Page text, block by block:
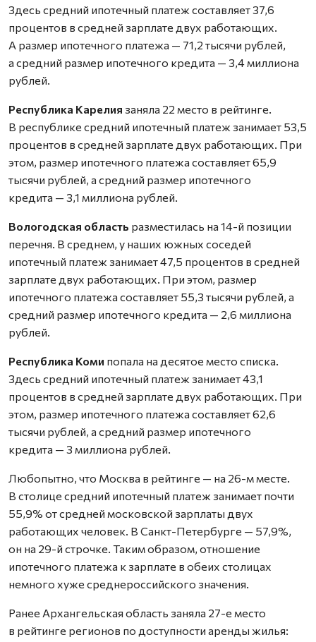
Здесь средний ипотечный платеж составляет 37,6
процентов в средней зарплате двух работающих.
А размер ипотечного платежа — 71,2 тысячи рублей,
а средний размер ипотечного кредита — 3,4 миллиона
рублей.
Республика Карелия заняла 22 место в рейтинге.
В республике средний ипотечный платеж занимает 53,5
процентов в средней зарплате двух работающих. При
этом, размер ипотечного платежа составляет 65,9
тысячи рублей, а средний размер ипотечного
кредита — 3,1 миллиона рублей.
Вологодская область разместилась на 14-й позиции
перечня. В среднем, у наших южных соседей
ипотечный платеж занимает 47,5 процентов в средней
зарплате двух работающих. При этом, размер
ипотечного платежа составляет 55,3 тысячи рублей, а
средний размер ипотечного кредита — 2,6 миллиона
рублей.
Республика Коми попала на десятое место списка.
Здесь средний ипотечный платеж занимает 43,1
процентов в средней зарплате двух работающих. При
этом, размер ипотечного платежа составляет 62,6
тысячи рублей, а средний размер ипотечного
кредита — 3 миллиона рублей.
Любопытно, что Москва в рейтинге — на 26-м месте.
В столице средний ипотечный платеж занимает почти
55,9% от средней московской зарплаты двух
работающих человек. В Санкт-Петербурге — 57,9%,
он на 29-й строчке. Таким образом, отношение
ипотечного платежа к зарплате в обеих столицах
немного хуже среднероссийского значения.
Ранее Архангельская область заняла 27-е место
в рейтинге регионов по доступности аренды жилья: